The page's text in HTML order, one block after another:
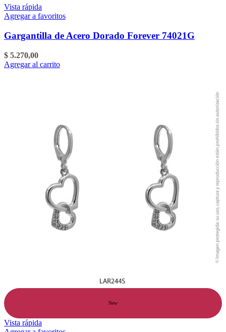
Vista rápida
Agregar a favoritos
Gargantilla de Acero Dorado Forever 74021G
$ 5.270,00
Agregar al carrito
New
Vista rápida